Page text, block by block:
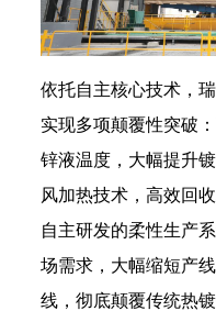
依托自主核心技术，
实现多项颠覆性突破
锌液温度，大幅提升
风加热技术，高效回
自主研发的柔性生产
场需求，大幅缩短产
线，彻底颠覆传统热